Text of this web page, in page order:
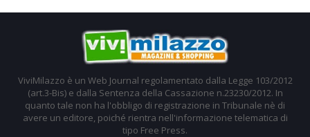
ViviMilazzo è un Web Journal regolamentato dalla Legge 103/2012
(art.3-Bis) e dalla Sentenza della Cassazione n.23230/2012. In
quanto tale non ha l'obbligo di registrazione in Tribunale nè di
avere un editore, poiché rientra nell'informazione telematica di
tipo Free Press.